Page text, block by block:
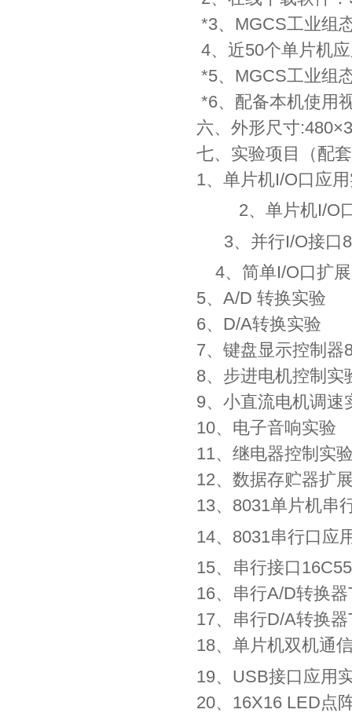
*3、MGCS工业组
4、近50个单片机
*5、MGCS工业组
*6、配备本机使用
六、外形尺寸
七、实验项目（配
1、单片机I/O口应
2、单片机I/O口
3、并行I/O接口
4、简单I/O口扩展
5、A/D 转换实验
6、D/A转换实验
7、键盘显示控制器
8、步进电机控制实
9、小直流电机调速
10、电子音响实验
11、继电器控制实
12、数据存贮器扩
13、8031单片机串
14、8031串行口应
15、串行接口
16、串行A/D转换
17、串行D/A转换
18、单片机双机通
19、USB接口应用
20、16X16 LED点